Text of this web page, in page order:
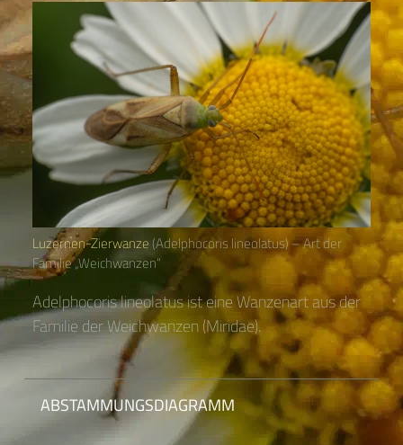
Luzernen-Zierwanze(Adelphocoris lineolatus) – Art der
Familie „Weichwanzen“
Adelphocoris lineolatus ist eine Wanzenart aus der
Familie der Weichwanzen (Miridae).
ABSTAMMUNGSDIAGRAMM